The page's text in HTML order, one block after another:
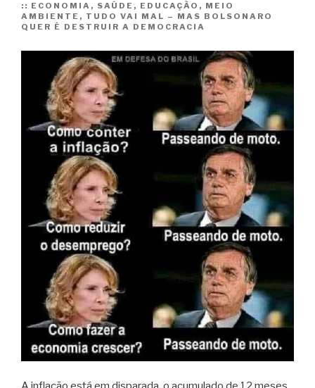
:: ECONOMIA, SAÚDE, EDUCAÇÃO, MEIO
AMBIENTE, TUDO VAI MAL – MAS BOLSONARO
QUER É DESTRUIR A DEMOCRACIA